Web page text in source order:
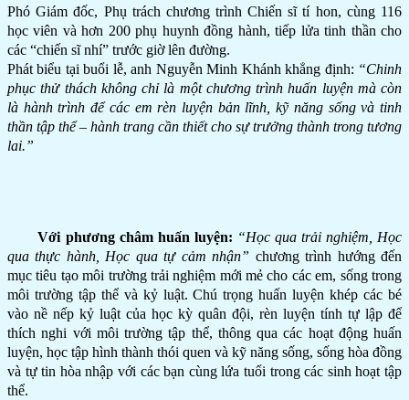
Phó Giám đốc, Phụ trách chương trình Chiến sĩ tí hon, cùng 116
học viên và hơn 200 phụ huynh đồng hành, tiếp lửa tinh thần cho
các “chiến sĩ nhí” trước giờ lên đường.
Phát biểu tại buổi lễ, anh Nguyễn Minh Khánh khẳng định: “Chinh
phục thử thách không chỉ là một chương trình huấn luyện mà còn
là hành trình để các em rèn luyện bản lĩnh, kỹ năng sống và tinh
thần tập thể – hành trang cần thiết cho sự trưởng thành trong tương
lai.”
Với phương châm huấn luyện: “Học qua trải nghiệm, Học
qua thực hành, Học qua tự cảm nhận” chương trình hướng đến
mục tiêu tạo môi trường trải nghiệm mới mẻ cho các em, sống trong
môi trường tập thể và kỷ luật. Chú trọng huấn luyện khép các bé
vào nề nếp kỷ luật của học kỳ quân đội, rèn luyện tính tự lập để
thích nghi với môi trường tập thể, thông qua các hoạt động huấn
luyện, học tập hình thành thói quen và kỹ năng sống, sống hòa đồng
và tự tin hòa nhập với các bạn cùng lứa tuổi trong các sinh hoạt tập
thể.